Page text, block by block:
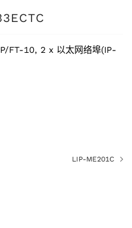
FT-10, 2 x 以太网络埠(IP-
LIP-ME201C